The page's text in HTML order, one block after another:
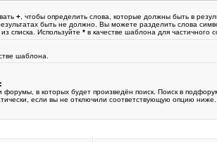
+ , чтобы определить слова, которые должны быть в
быть не должно. Вы можете разделить слова
списка. Используйте * в качестве шаблона для частичного
шаблона.
в которых будет произведён поиск. Поиск в
если вы не отключили соответствующую опцию ниже.